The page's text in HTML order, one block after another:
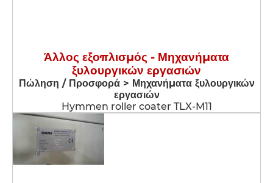
Άλλος εξοπλισμός - Μηχανήματα
ξυλουργικών εργασιών
Πώληση / Προσφορά > Μηχανήματα ξυλουργικών
εργασιών
Hymmen roller coater TLX-M11